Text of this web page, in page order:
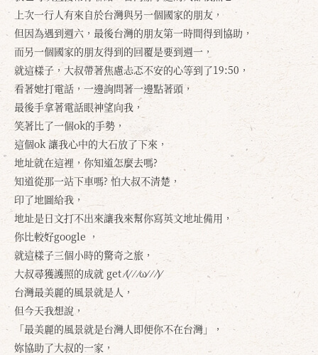
上次一行人有來自於台灣與另一個國家的朋友，
但因為遇到週六，最後台灣的朋友第一時間得到協助，
而另一個國家的朋友得到的回覆是要到週一，
就這樣子，大叔帶著焦慮忐忑不安的心等到了19:50，
看著她打電話，一邊詢問著一邊點著頭，
最後手拿著電話眼神望向我，
笑著比了一個ok的手勢，
這個ok 讓我心中的大石放了下來，
地址就在這裡，你知道怎麼去嗎?
知道從那一站下車嗎? 怕大叔不清楚，
印了地圖給我，
地址是日文打不出來讓我來幫你寫英文地址備用，
你比較好google ，
就這樣子三個小時的驚奇之旅，
大叔尋獲護照的成就 get ⁄(⁄ ⁄ ⁄ω⁄ ⁄ ⁄)⁄
台灣最美麗的風景就是人，
但今天我想說，
「最美麗的風景就是台灣人即便你不在台灣」，
妳協助了大叔的一家，
確定